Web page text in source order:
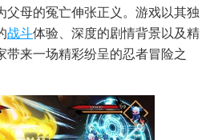
父母的冤亡伸张正义。游戏以其独
战斗体验、深度的剧情背景以及精
带来一场精彩纷呈的忍者冒险之